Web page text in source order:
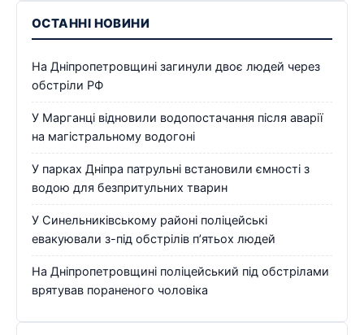
ОСТАННІ НОВИНИ
На Дніпропетровщині загинули двоє людей через
обстріли РФ
У Марганці відновили водопостачання після аварії
на магістральному водогоні
У парках Дніпра патрульні встановили ємності з
водою для безпритульних тварин
У Синельниківському районі поліцейські
евакуювали з-під обстрілів п’ятьох людей
На Дніпропетровщині поліцейський під обстрілами
врятував пораненого чоловіка